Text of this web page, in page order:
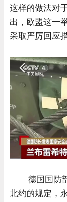
这样的做法对
出，欧盟这一
采取严厉回应措
德国国防
北约的规定，